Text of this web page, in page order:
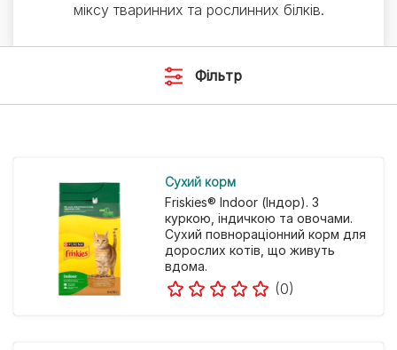
міксу тваринних та рослинних білків.
Фільтр
Cухий корм
Friskies® Indoor (Індор). З
куркою, індичкою та овочами.
Сухий повнораціонний корм для
дорослих котів, що живуть
вдома.
(0)